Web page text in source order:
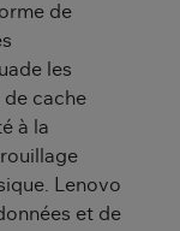
de
les
cache
à la
Lenovo
et de